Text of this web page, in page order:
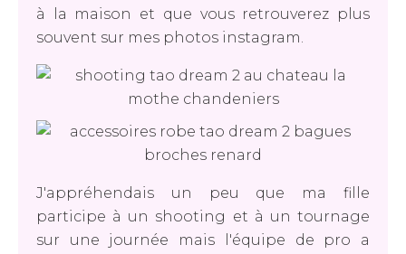
à la maison et que vous retrouverez plus
souvent sur mes photos instagram.
J'appréhendais un peu que ma fille
participe à un shooting et à un tournage
sur une journée mais l'équipe de pro a